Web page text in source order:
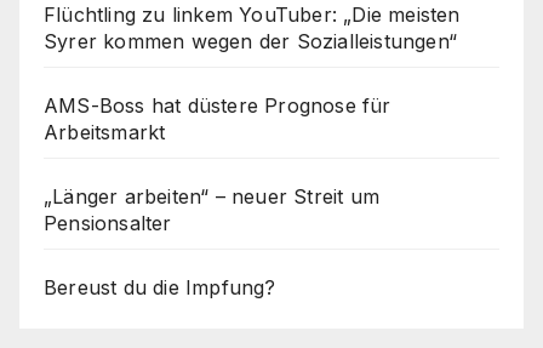
Flüchtling zu linkem YouTuber: „Die meisten
Syrer kommen wegen der Sozialleistungen“
AMS-Boss hat düstere Prognose für
Arbeitsmarkt
„Länger arbeiten“ – neuer Streit um
Pensionsalter
Bereust du die Impfung?